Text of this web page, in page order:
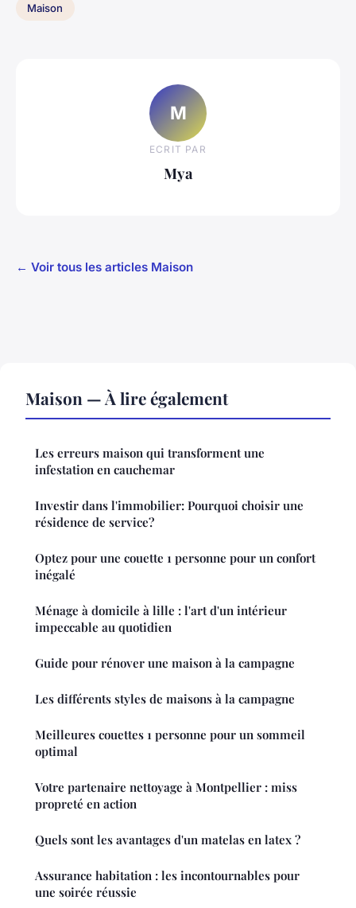
Maison
M
ECRIT PAR
Mya
← Voir tous les articles Maison
Maison — À lire également
Les erreurs maison qui transforment une
infestation en cauchemar
Investir dans l'immobilier: Pourquoi choisir une
résidence de service?
Optez pour une couette 1 personne pour un confort
inégalé
Ménage à domicile à lille : l'art d'un intérieur
impeccable au quotidien
Guide pour rénover une maison à la campagne
Les différents styles de maisons à la campagne
Meilleures couettes 1 personne pour un sommeil
optimal
Votre partenaire nettoyage à Montpellier : miss
propreté en action
Quels sont les avantages d'un matelas en latex ?
Assurance habitation : les incontournables pour
une soirée réussie